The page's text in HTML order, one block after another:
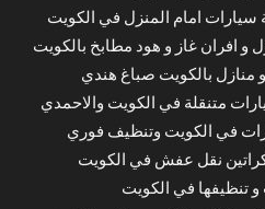
سيارات امام المنزل في الكويت
افران غاز و هود مطابخ بالكويت
منازل بالكويت صباغ هندي
متنقلة في الكويت والاحمدي
في الكويت وتنظيف فوري
نقل عفش في الكويت
في الكويت